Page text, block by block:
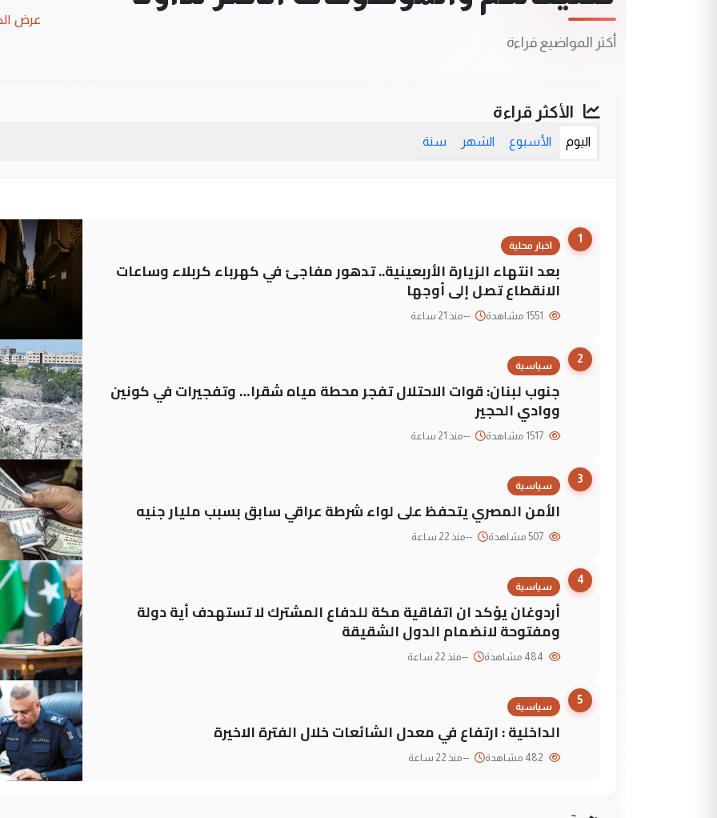
أكثر المواضيع قراءة
عرض
الأكثر قراءة
اليوم الأسبوع الشهر سنة
1
اخبار محلية
بعد انتهاء الزيارة الأربعينية.. تدهور مفاجئ في كهرباء كربلاء وساعات
الانقطاع تصل إلى أوجها
--منذ 21 ساعة
2
سياسية
جنوب لبنان: قوات الاحتلال تفجر محطة مياه شقرا… وتفجيرات في كونين
ووادي الحجير
--منذ 21 ساعة
3
سياسية
الأمن المصري يتحفظ على لواء شرطة عراقي سابق بسبب مليار جنيه
--منذ 22 ساعة
4
سياسية
أردوغان يؤكد ان اتفاقية مكة للدفاع المشترك لا تستهدف أية دولة
ومفتوحة لانضمام الدول الشقيقة
--منذ 22 ساعة
5
سياسية
الداخلية : ارتفاع في معدل الشائعات خلال الفترة الاخيرة
--منذ 22 ساعة